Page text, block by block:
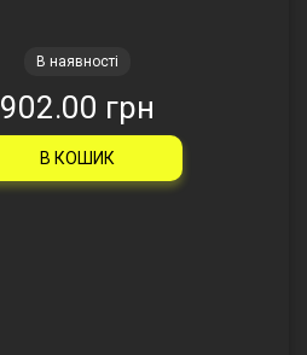
В наявності
902.00 грн
В КОШИК